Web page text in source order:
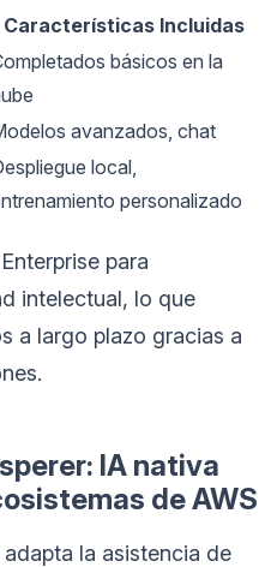
Características Incluidas
básicos en la
avanzados, chat
local,
personalizado
para
intelectual, lo que
a largo plazo gracias a
IA nativa
de AWS
la asistencia de